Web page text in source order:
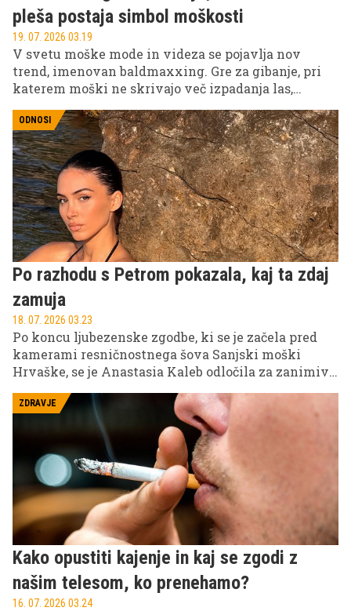
pleša postaja simbol moškosti
19. 07. 2026 03.19
V svetu moške mode in videza se pojavlja nov
trend, imenovan baldmaxxing. Gre za gibanje, pri
katerem moški ne skrivajo več izpadanja las,
znanimi obrazi, ki bi lahko predstavljali ta slog, sta
tudi princ William in princ Harry.
ODNOSI
Po razhodu s Petrom pokazala, kaj ta zdaj
zamuja
18. 07. 2026 03.23
Po koncu ljubezenske zgodbe, ki se je začela pred
kamerami resničnostnega šova Sanjski moški
Hrvaške, se je Anastasia Kaleb odločila za zanimivo
ZDRAVJE
Kako opustiti kajenje in kaj se zgodi z
našim telesom, ko prenehamo?
16. 07. 2026 03.24